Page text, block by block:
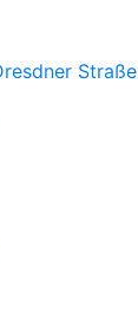
Straße